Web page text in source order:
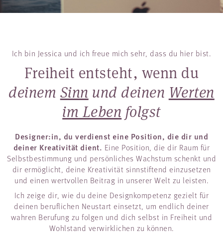
Ich bin Jessica und ich freue mich sehr, dass du hier bist.
Freiheit entsteht, wenn du
deinem Sinn und deinen Werten
im Leben folgst
Designer:in, du verdienst eine Position, die dir und
deiner Kreativität dient. Eine Position, die dir Raum für
Selbstbestimmung und persönliches Wachstum schenkt und
dir ermöglicht, deine Kreativität sinnstiftend einzusetzen
und einen wertvollen Beitrag in unserer Welt zu leisten.
Ich zeige dir, wie du deine Designkompetenz gezielt für
deinen beruflichen Neustart einsetzt, um endlich deiner
wahren Berufung zu folgen und dich selbst in Freiheit und
Wohlstand verwirklichen zu können.